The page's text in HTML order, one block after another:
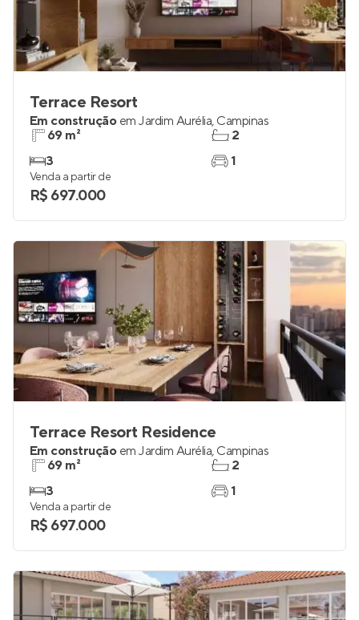
Terrace Resort
Em construção em Jardim Aurélia, Campinas
69 m²
3
2
1
Venda a partir de
R$ 697.000
Terrace Resort Residence
Em construção em Jardim Aurélia, Campinas
69 m²
3
2
1
Venda a partir de
R$ 697.000